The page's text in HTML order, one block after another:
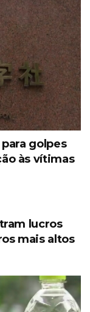
golpes
às vítimas
lucros
mais altos